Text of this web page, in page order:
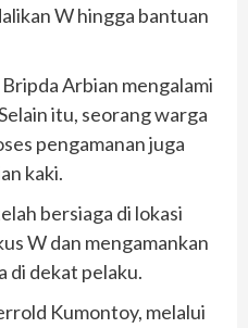
W hingga bantuan
Arbian mengalami
itu, seorang warga
pengamanan juga
kaki.
bersiaga di lokasi
W dan mengamankan
di dekat pelaku.
Kumontoy, melalui